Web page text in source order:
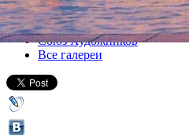
Все выставки
Союз Художников
Все галереи